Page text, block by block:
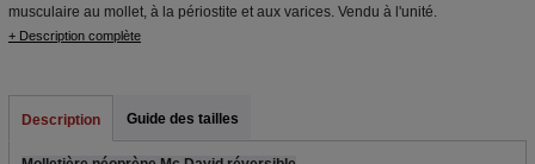
musculaire au mollet, à la périostite et aux varices. Vendu à l'unité.
+ Description complète
Description Guide des tailles